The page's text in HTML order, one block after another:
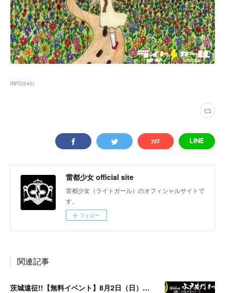
INFO(540)
雷都少女 official site
雷都少女（ライトガール）のオフィシャルサイトで
す。
フォロー
関連記事
茨城遠征!!【無料イベント】8月2日（日）水戸黄門まつり